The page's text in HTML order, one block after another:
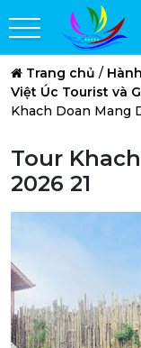
Trang chủ /
Việt Úc Tourist và
Khach Doan Mang
Tour
2026 21